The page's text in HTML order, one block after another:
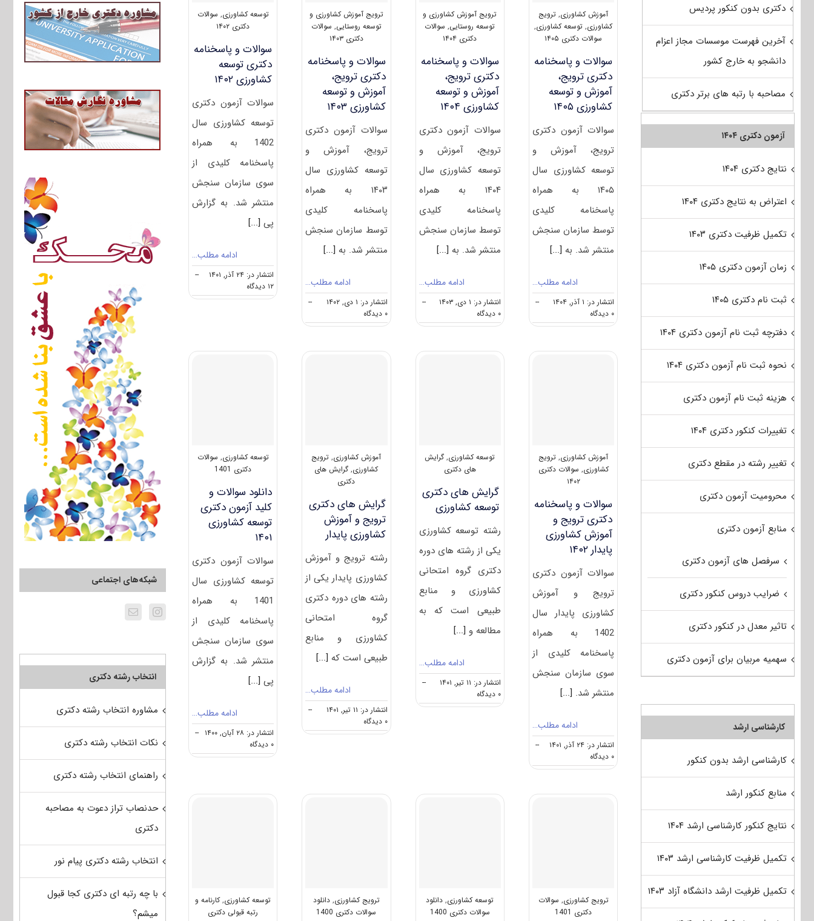
آموزش کشاورزی, ترویج
کشاورزی, توسعه کشاورزی,
سوالات دکتری ۱۴۰۵
سوالات و پاسخنامه
دکتری ترویج،
آموزش و توسعه
کشاورزی ۱۴۰۵
سوالات آزمون دکتری
ترویج، آموزش و
توسعه کشاورزی سال
۱۴۰۵ به همراه
پاسخنامه کلیدی
توسط سازمان سنجش
منتشر شد. به [...]
ادامه مطلب…
انتشار در: ۱ آذر, ۱۴۰۴
--
۰ دیدگاه
on
سوالات
ترویج آموزش کشاورزی و
توسعه روستایی, سوالات
دکتری ۱۴۰۴
سوالات و پاسخنامه
دکتری ترویج،
آموزش و توسعه
کشاورزی ۱۴۰۴
سوالات آزمون دکتری
ترویج، آموزش و
توسعه کشاورزی سال
۱۴۰۴ به همراه
پاسخنامه کلیدی
توسط سازمان سنجش
منتشر شد. به [...]
ادامه مطلب…
انتشار در: ۱ دی, ۱۴۰۳
--
۰ دیدگاه
سوالات
ترویج آموزش کشاورزی و
توسعه روستایی, سوالات
دکتری ۱۴۰۳
سوالات و پاسخنامه
دکتری ترویج،
آموزش و توسعه
کشاورزی ۱۴۰۳
سوالات آزمون دکتری
ترویج، آموزش و
توسعه کشاورزی سال
۱۴۰۳ به همراه
پاسخنامه کلیدی
توسط سازمان سنجش
منتشر شد. به [...]
ادامه مطلب…
انتشار در: ۱ دی, ۱۴۰۲
--
۰ دیدگاه
سوالات
توسعه کشاورزی, سوالات
دکتری ۱۴۰۲
سوالات و پاسخنامه
دکتری توسعه
کشاورزی ۱۴۰۲
سوالات آزمون دکتری
توسعه کشاورزی سال
1402 به همراه
پاسخنامه کلیدی از
سوی سازمان سنجش
منتشر شد. به گزارش
پی[...]
ادامه مطلب…
انتشار در: ۲۴ آذر, ۱۴۰۱
--
۱۲ دیدگاه
on
سوالات
کشاورزی
آموزش کشاورزی, ترویج
کشاورزی, سوالات دکتری
۱۴۰۲
سوالات و پاسخنامه
دکتری ترویج و
آموزش کشاورزی
پایدار ۱۴۰۲
سوالات آزمون دکتری
ترویج و آموزش
کشاورزی پایدار سال
1402 به همراه
پاسخنامه کلیدی از
سوی سازمان سنجش
منتشر شد. [...]
ادامه مطلب…
انتشار در: ۲۴ آذر, ۱۴۰۱
--
۰ دیدگاه
on
سوالات
توسعه کشاورزی, گرایش
های دکتری
گرایش های دکتری
ﺗﻮﺳﻌﻪ ﻛﺸﺎورزی
رشته ﺗﻮﺳﻌﻪ ﻛﺸﺎورزی
یکی از رشته های دوره
دکتری گروه امتحانی
کشاورزی و منابع
طبیعی است که به
مطالعه و [...]
ادامه مطلب…
انتشار در: ۱۱ تیر, ۱۴۰۱
--
۰ دیدگاه
گرایش
آموزش کشاورزی, ترویج
کشاورزی, گرایش های
دکتری
گرایش های دکتری
ﺗﺮوﻳﺞ و آﻣﻮزش
ﻛﺸﺎورزی ﭘﺎﻳﺪار
رشته ﺗﺮوﻳﺞ و آﻣﻮزش
ﻛﺸﺎورزی ﭘﺎﻳﺪار یکی از
رشته های دوره دکتری
گروه امتحانی
کشاورزی و منابع
طبیعی است که [...]
ادامه مطلب…
انتشار در: ۱۱ تیر, ۱۴۰۱
--
۰ دیدگاه
گرایش
توسعه کشاورزی, سوالات
دکتری 1401
دانلود سوالات و
کلید آزمون دکتری
توسعه کشاورزی
۱۴۰۱
سوالات آزمون دکتری
توسعه کشاورزی سال
1401 به همراه
پاسخنامه کلیدی از
سوی سازمان سنجش
منتشر شد. به گزارش
پی[...]
ادامه مطلب…
انتشار در: ۲۸ آبان, ۱۴۰۰
--
۰ دیدگاه
on
دانلود
ترویج کشاورزی, سوالات
دکتری 1401
توسعه کشاورزی, دانلود
سوالات دکتری 1400
ترویج کشاورزی,دانلود
سوالات دکتری 1400
توسعه کشاورزی,کارنامه و
رتبه قبولی دکتری
شبکه‌های اجتماعی
انتخاب رشته دکتری
مشاوره انتخاب رشته دکتری
نکات انتخاب رشته دکتری
راهنمای انتخاب رشته دکتری
حدنصاب تراز دعوت به مصاحبه
دکتری
انتخاب رشته دکتری پیام نور
با چه رتبه ای دکتری کجا قبول
میشم؟
دکتری بدون کنکور پردیس
آخرین فهرست موسسات مجاز اعزام
دانشجو به خارج کشور
مصاحبه با رتبه های برتر دکتری
آزمون دکتری ۱۴۰۴
نتایج دکتری ۱۴۰۴
اعتراض به نتایج دکتری ۱۴۰۴
تکمیل ظرفیت دکتری ۱۴۰۳
زمان آزمون دکتری ۱۴۰۵
ثبت نام دکتری ۱۴۰۵
دفترچه ثبت نام آزمون دکتری ۱۴۰۴
نحوه ثبت نام آزمون دکتری ۱۴۰۴
هزینه ثبت نام آزمون دکتری
تغییرات کنکور دکتری ۱۴۰۴
تغییر رشته در مقطع دکتری
محرومیت آزمون دکتری
منابع آزمون دکتری
سرفصل های آزمون دکتری
ضرایب دروس کنکور دکتری
تاثیر معدل در کنکور دکتری
سهمیه مربیان برای آزمون دکتری
کارشناسی ارشد
کارشناسی ارشد بدون کنکور
منابع کنکور ارشد
نتایج کنکور کارشناسی ارشد ۱۴۰۴
تکمیل ظرفیت کارشناسی ارشد ۱۴۰۳
تکمیل ظرفیت ارشد دانشگاه آزاد ۱۴۰۳